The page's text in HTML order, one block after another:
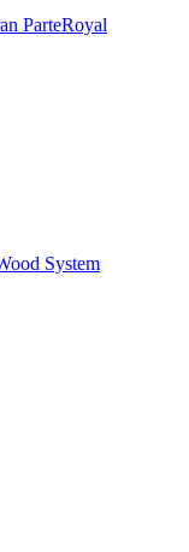
ParteRoyal
System